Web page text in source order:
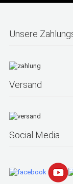
Unsere
Versand
Social Media